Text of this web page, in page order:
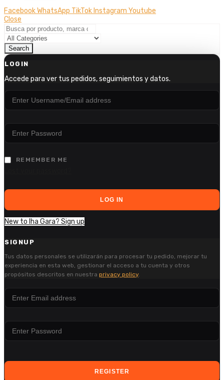
FacebookWhatsApp TikTok Instagram Youtube
Close
Search
LOGIN
Accede para ver tus pedidos, seguimientos y datos.
REMEMBER ME
LOG IN
New to Iha Gara? Sign up
SIGNUP
Tus datos personales se utilizarán para procesar tu pedido, mejorar tu
experiencia en esta web, gestionar el acceso a tu cuenta y otros
propósitos descritos en nuestra privacy policy.
REGISTER